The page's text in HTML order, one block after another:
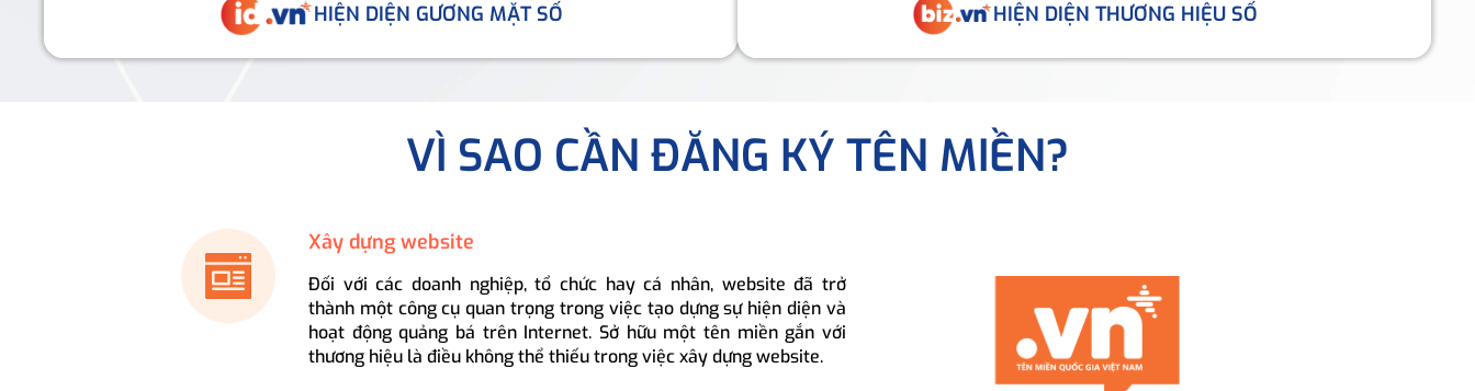
HIỆN DIỆN GƯƠNG MẶT SỐ HIỆN DIỆN THƯƠNG HIỆU SỐ
VÌ SAO CẦN ĐĂNG KÝ TÊN MIỀN?
Xây dựng website
Đối với các doanh nghiệp, tổ chức hay cá nhân, website đã trở
thành một công cụ quan trọng trong việc tạo dựng sự hiện diện và
hoạt động quảng bá trên Internet. Sở hữu một tên miền gắn với
thương hiệu là điều không thể thiếu trong việc xây dựng website.